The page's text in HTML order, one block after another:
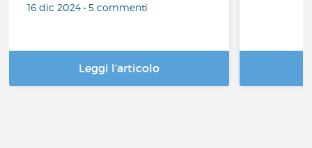
16 dic 2024 • 5 commenti
Leggi l’articolo